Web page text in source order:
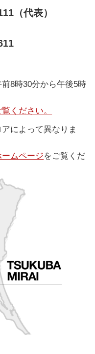
（代表）
8時30分から午後5時
ください。
によって異なりま
ムページをご覧くだ